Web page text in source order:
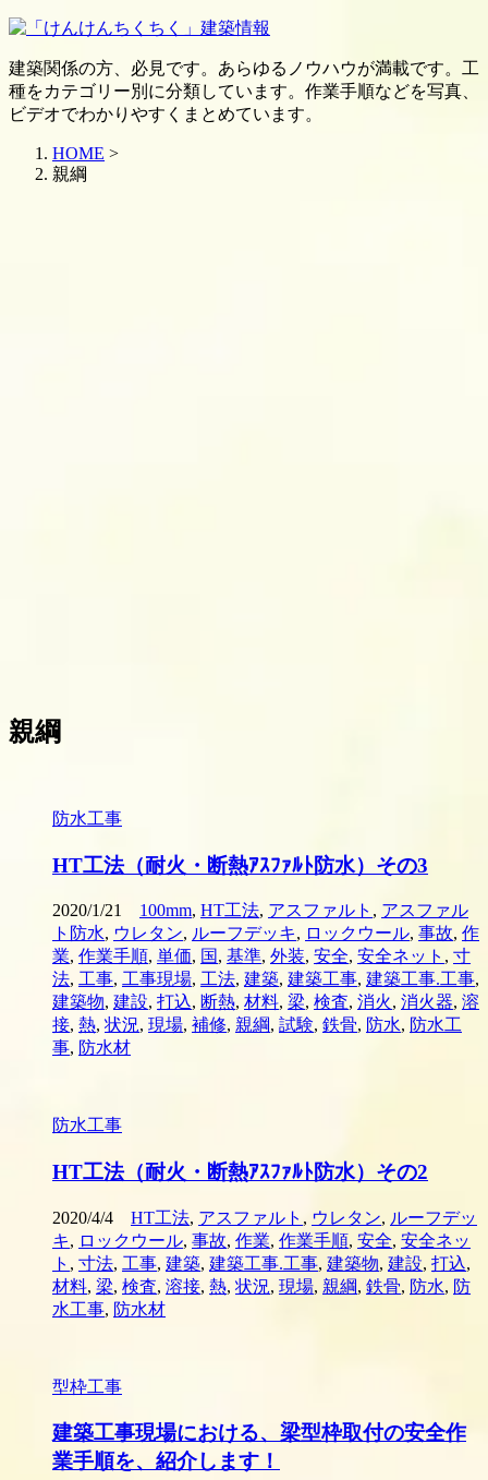
建築関係の方、必見です。あらゆるノウハウが満載です。工
種をカテゴリー別に分類しています。作業手順などを写真、
ビデオでわかりやすくまとめています。
HOME >
親綱
親綱
防水工事
HT工法（耐火・断熱ｱｽﾌｧﾙﾄ防水）その3
2020/1/21 100mm, HT工法, アスファルト , アスファル
ト防水, ウレタン, ルーフデッキ, ロックウール, 事故, 作
業, 作業手順, 単価, 国, 基準, 外装, 安全, 安全ネット , 寸
法, 工事, 工事現場, 工法, 建築, 建築工事, 建築工事.工事,
建築物, 建設, 打込, 断熱, 材料, 梁, 検査, 消火, 消火器, 溶
接, 熱, 状況, 現場, 補修, 親綱, 試験, 鉄骨, 防水, 防水工
事, 防水材
防水工事
HT工法（耐火・断熱ｱｽﾌｧﾙﾄ防水）その2
2020/4/4 HT工法, アスファルト , ウレタン, ルーフデッ
キ, ロックウール, 事故, 作業, 作業手順, 安全, 安全ネッ
ト , 寸法, 工事, 建築, 建築工事.工事, 建築物, 建設, 打込,
材料, 梁, 検査, 溶接, 熱, 状況, 現場, 親綱, 鉄骨, 防水, 防
水工事, 防水材
型枠工事
建築工事現場における、梁型枠取付の安全作
業手順を、紹介します！